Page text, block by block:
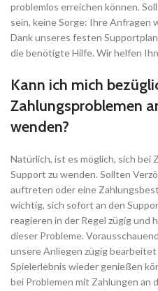
problemlos erreichen können.
sein, keine Sorge: Ihre Anfragen
Dank unseres festen
die benötigte Hilfe. Wir helfen
Kann ich mich
Zahlungsproblemen
wenden?
Natürlich, ist es möglich, sich bei
Support zu wenden. Sollten
auftreten oder eine
wichtig, sich sofort an den
reagieren in der Regel zügig und
dieser Probleme.
unsere Anliegen zügig
Spielerlebnis wieder genießen
bei Problemen mit Zahlungen an